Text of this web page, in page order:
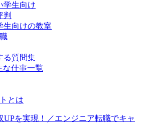
学生向け
判
生向けの教室
る質問集
な仕事一覧
とは
UPを実現！／エンジニア転職でキャ